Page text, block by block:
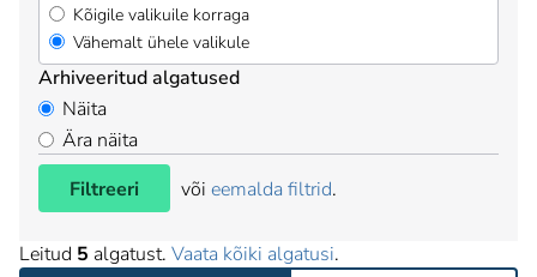
Kõigile valikuile korraga
Vähemalt ühele valikule
Arhiveeritud algatused
Näita
Ära näita
Filtreeri
või eemalda filtrid.
Leitud 5 algatust. Vaata kõiki algatusi.